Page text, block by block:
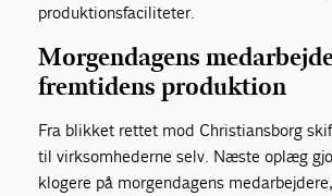
produktionsfaciliteter.
Morgendagens
fremtidens produktion
Fra blikket rettet mod Christiansborg
til virksomhederne selv. Næste oplæg
klogere på morgendagens